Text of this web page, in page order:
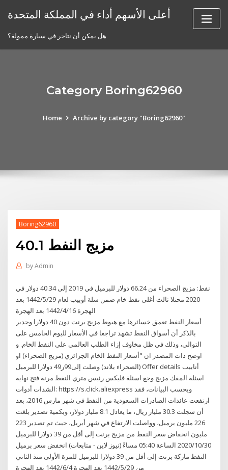
أعلى الأسهم أداء في المملكة المتحدة
هل يمكن أن نتاجر في سيارة ممولة؟
Category Boring62960
Home Archive by category "Boring62960"
Boring62960
40.1 مزيج النفط
byAdmin
نفط: مزيج الصحراء من 66.24 دولار للبرميل في 2019 إلى 40.34 دولار في
2020 محتلا ثالث أغلى نفط خام ضمن سلة أوبيب لعام 29‏‏/5‏‏/1442 بعد
الهجرة 16‏‏/4‏‏/1442 بعد الهجرة
أسعار النفط تعمق خسائرها مع هبوط مزيج برنت دون 40 دولارا وجدير
بالذكر أن أسواق النفط تشهد تراجعا في الأسعار لليوم الخامس على
التوالي، وذلك في ظل مخاوف إزاء الطلب العالمي على النفط الخام. و
اوضح ذات المصدر ان "أسعار النفط الخام الجزائري (مزيج الصحراء) او
(الصحراء بلاند) وصلت إلى99ر49 دولارا للبرميل Offer details أنابيب
اسئلة المفك مزيج وجع اسئلة فليكس رئيس متري النفط مرنة فتح نهاية
الشدات أدوات: https://s.click.aliexpress وبحسب البيانات، فقد
ارتفعت عائدات الصادرات السعودية من النفط في شهر مارس 2016، بعد
أن سجلت 30.3 مليار ريال، ما يعادل 8.1 مليار دولار، وبكمية تصدير بلغت
226 مليون برميل، وواصلت الارتفاع في شهر أبريل، حيث تم تصدير 223
مليون انخفاض سعر النفط من مزيج برنت إلى أقل من 39 دولارا للبرميل
2020/10/30 الساعة 05:40 مساءً (نيوز لاين - متابعات) انخفض سعر برميل
النفط ماركة برنت إلى أقل من 39 دولارا للبرميل للمرة الأولى منذ الثاني
من 29‏‏/5‏‏/1442 بعد الهجرة 4‏‏/6‏‏/1442 بعد الهجرة